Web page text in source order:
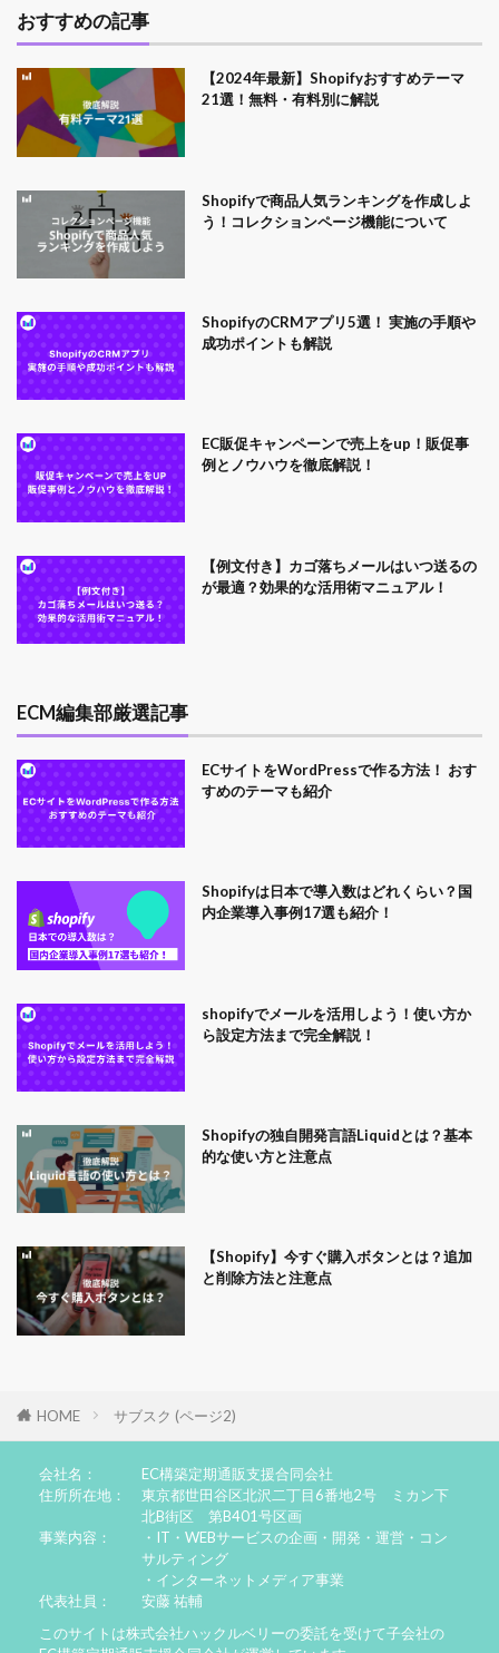
おすすめの記事
【2024年最新】Shopifyおすすめテーマ
21選！無料・有料別に解説
Shopifyで商品人気ランキングを作成しよ
う！コレクションページ機能について
ShopifyのCRMアプリ5選！ 実施の手順や
成功ポイントも解説
EC販促キャンペーンで売上をup！販促事
例とノウハウを徹底解説！
【例文付き】カゴ落ちメールはいつ送るの
が最適？効果的な活用術マニュアル！
ECM編集部厳選記事
ECサイトをWordPressで作る方法！ おす
すめのテーマも紹介
Shopifyは日本で導入数はどれくらい？国
内企業導入事例17選も紹介！
shopifyでメールを活用しよう！使い方か
ら設定方法まで完全解説！
Shopifyの独自開発言語Liquidとは？基本
的な使い方と注意点
【Shopify】今すぐ購入ボタンとは？追加
と削除方法と注意点
HOME サブスク (ページ2)
会社名：
EC構築定期通販支援合同会社
住所所在地：
東京都世田谷区北沢二丁目6番地2号 ミカン下
北B街区 第B401号区画
事業内容：
・IT・WEBサービスの企画・開発・運営・コン
サルティング
・インターネットメディア事業
代表社員：
安藤 祐輔
このサイトは株式会社ハックルベリーの委託を受けて子会社の